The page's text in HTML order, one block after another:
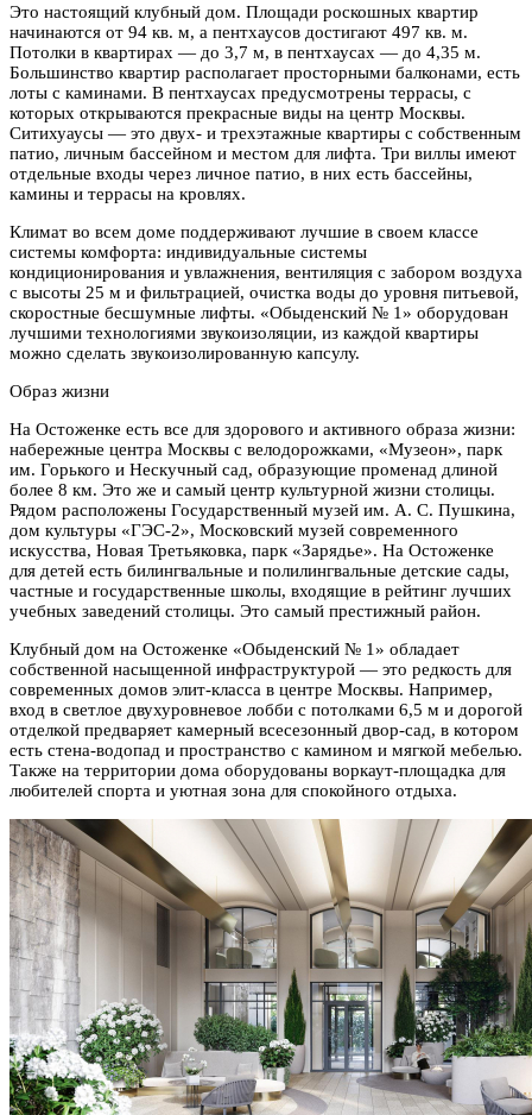
Это настоящий клубный дом. Площади роскошных квартир
начинаются от 94 кв. м, а пентхаусов достигают 497 кв. м.
Потолки в квартирах — до 3,7 м, в пентхаусах — до 4,35 м.
Большинство квартир располагает просторными балконами, есть
лоты с каминами. В пентхаусах предусмотрены террасы, с
которых открываются прекрасные виды на центр Москвы.
Ситихуаусы — это двух- и трехэтажные квартиры с собственным
патио, личным бассейном и местом для лифта. Три виллы имеют
отдельные входы через личное патио, в них есть бассейны,
камины и террасы на кровлях.
Климат во всем доме поддерживают лучшие в своем классе
системы комфорта: индивидуальные системы
кондиционирования и увлажнения, вентиляция с забором воздуха
с высоты 25 м и фильтрацией, очистка воды до уровня питьевой,
скоростные бесшумные лифты. «Обыденский № 1» оборудован
лучшими технологиями звукоизоляции, из каждой квартиры
можно сделать звукоизолированную капсулу.
Образ жизни
На Остоженке есть все для здорового и активного образа жизни:
набережные центра Москвы с велодорожками, «Музеон», парк
им. Горького и Нескучный сад, образующие променад длиной
более 8 км. Это же и самый центр культурной жизни столицы.
Рядом расположены Государственный музей им. А. С. Пушкина,
дом культуры «ГЭС-2», Московский музей современного
искусства, Новая Третьяковка, парк «Зарядье». На Остоженке
для детей есть билингвальные и полилингвальные детские сады,
частные и государственные школы, входящие в рейтинг лучших
учебных заведений столицы. Это самый престижный район.
Клубный дом на Остоженке «Обыденский № 1» обладает
собственной насыщенной инфраструктурой — это редкость для
современных домов элит-класса в центре Москвы. Например,
вход в светлое двухуровневое лобби с потолками 6,5 м и дорогой
отделкой предваряет камерный всесезонный двор-сад, в котором
есть стена-водопад и пространство с камином и мягкой мебелью.
Также на территории дома оборудованы воркаут-площадка для
любителей спорта и уютная зона для спокойного отдыха.